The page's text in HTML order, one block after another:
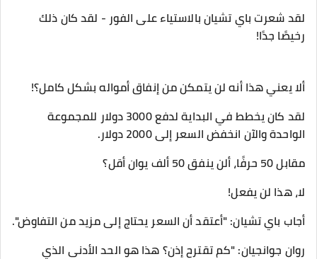
لقد شعرت باي تشيان بالاستياء على الفور - لقد كان ذلك
رخيصًا جدًا!
ألا يعني هذا أنه لن يتمكن من إنفاق أمواله بشكل كامل؟!
لقد كان يخطط في البداية لدفع 3000 دولار للمجموعة
الواحدة والآن انخفض السعر إلى 2000 دولار.
مقابل 50 حرفًا، ألن ينفق 50 ألف يوان أقل؟
لا، هذا لن يفعل!
أجاب باي تشيان: "أعتقد أن السعر يحتاج إلى مزيد من التفاوض".
روان جوانجيان: "كم تقترح إذن؟ هذا هو الحد الأدنى الذي